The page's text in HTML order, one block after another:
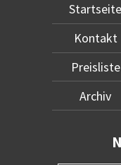
Startseite
Kontakt
Preisliste
Archiv